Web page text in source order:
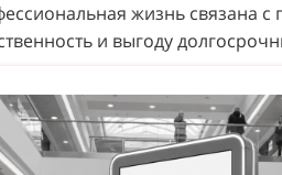
жизнь связана
и выгоду